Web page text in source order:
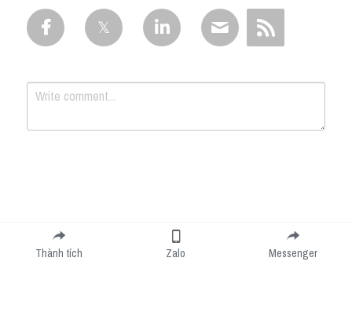
Submit
Thành tích Zalo Messenger